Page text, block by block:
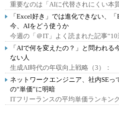
重要なのは「AIに代替されにくい本
「Excel好き」では進化できない、
今、AIをどう使うか
今週の「＠IT」よく読まれた記事“10
「AIで何を変えたの？」と問われ
ない人
生成AI時代の年収向上戦略（3）：
ネットワークエンジニア、社内SE
の“単価”に明暗
ITフリーランスの平均単価ランキン